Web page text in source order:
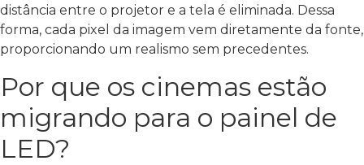
distância entre o projetor e a tela é eliminada. Dessa
forma, cada pixel da imagem vem diretamente da fonte,
proporcionando um realismo sem precedentes.
Por que os cinemas estão
migrando para o painel de
LED?